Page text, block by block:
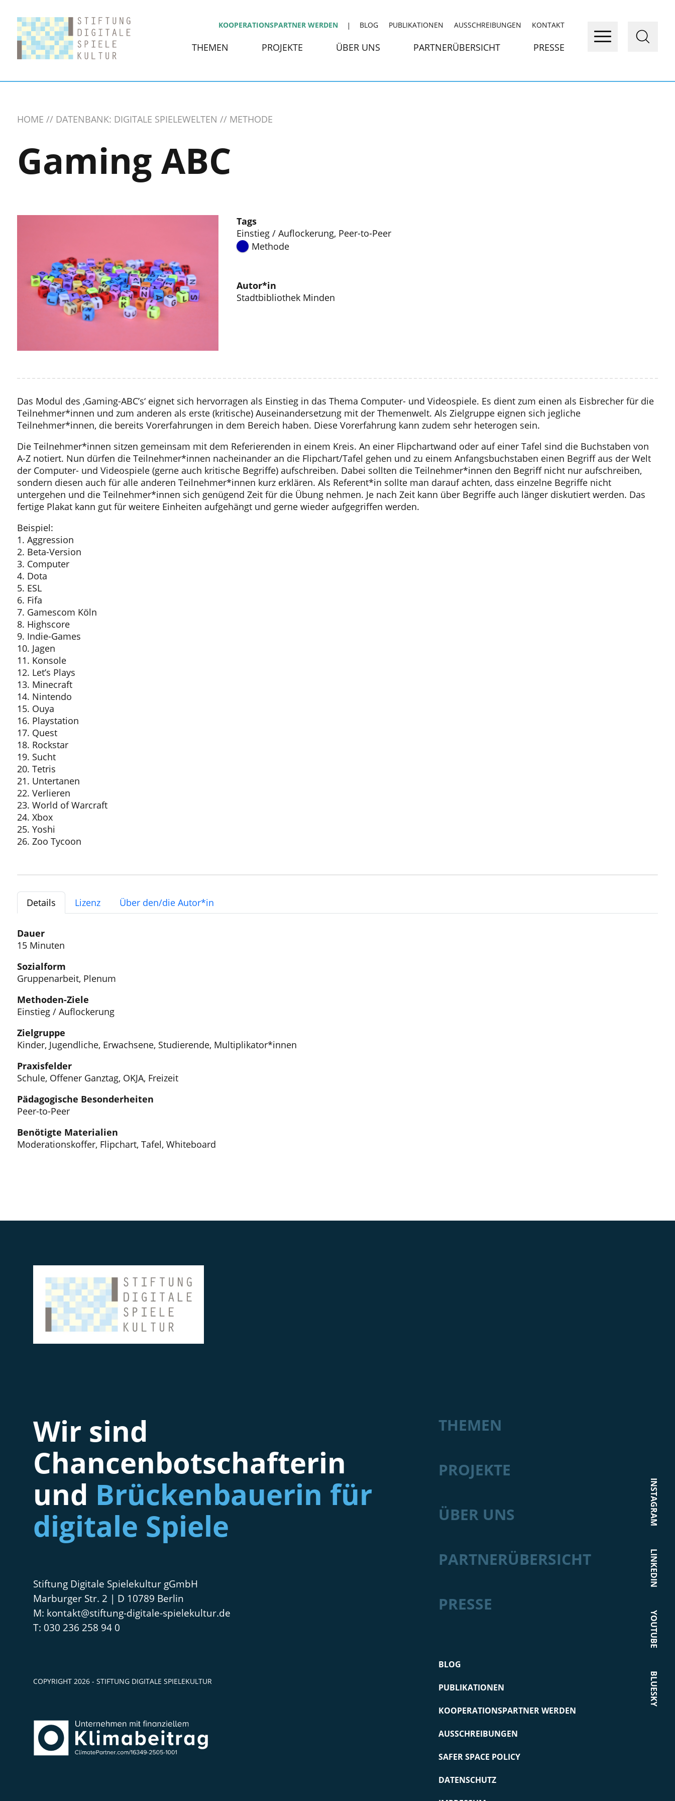
KOOPERATIONSPARTNER WERDEN BLOG PUBLIKATIONEN AUSSCHREIBUNGEN KONTAKT
THEMEN PROJEKTE ÜBER UNS PARTNERÜBERSICHT PRESSE
HOME DATENBANK: DIGITALE SPIELEWELTEN METHODE
Gaming ABC
Tags
Einstieg / Auflockerung, Peer-to-Peer
Methode
Autor*in
Stadtbibliothek Minden
Das Modul des ‚Gaming-ABC’s‘ eignet sich hervorragen als Einstieg in das Thema Computer- und Videospiele. Es dient zum einen als Eisbrecher für die
Teilnehmer*innen und zum anderen als erste (kritische) Auseinandersetzung mit der Themenwelt. Als Zielgruppe eignen sich jegliche
Teilnehmer*innen, die bereits Vorerfahrungen in dem Bereich haben. Diese Vorerfahrung kann zudem sehr heterogen sein.
Die Teilnehmer*innen sitzen gemeinsam mit dem Referierenden in einem Kreis. An einer Flipchartwand oder auf einer Tafel sind die Buchstaben von
A-Z notiert. Nun dürfen die Teilnehmer*innen nacheinander an die Flipchart/Tafel gehen und zu einem Anfangsbuchstaben einen Begriff aus der Welt
der Computer- und Videospiele (gerne auch kritische Begriffe) aufschreiben. Dabei sollten die Teilnehmer*innen den Begriff nicht nur aufschreiben,
sondern diesen auch für alle anderen Teilnehmer*innen kurz erklären. Als Referent*in sollte man darauf achten, dass einzelne Begriffe nicht
untergehen und die Teilnehmer*innen sich genügend Zeit für die Übung nehmen. Je nach Zeit kann über Begriffe auch länger diskutiert werden. Das
fertige Plakat kann gut für weitere Einheiten aufgehängt und gerne wieder aufgegriffen werden.
Beispiel:
1. Aggression
2. Beta-Version
3. Computer
4. Dota
5. ESL
6. Fifa
7. Gamescom Köln
8. Highscore
9. Indie-Games
10. Jagen
11. Konsole
12. Let’s Plays
13. Minecraft
14. Nintendo
15. Ouya
16. Playstation
17. Quest
18. Rockstar
19. Sucht
20. Tetris
21. Untertanen
22. Verlieren
23. World of Warcraft
24. Xbox
25. Yoshi
26. Zoo Tycoon
Details Lizenz Über den/die Autor*in
Dauer
15 Minuten
Sozialform
Gruppenarbeit, Plenum
Methoden-Ziele
Einstieg / Auflockerung
Zielgruppe
Kinder, Jugendliche, Erwachsene, Studierende, Multiplikator*innen
Praxisfelder
Schule, Offener Ganztag, OKJA, Freizeit
Pädagogische Besonderheiten
Peer-to-Peer
Benötigte Materialien
Moderationskoffer, Flipchart, Tafel, Whiteboard
Wir sind
Chancenbotschafterin
und Brückenbauerin für
digitale Spiele
Stiftung Digitale Spielekultur gGmbH
Marburger Str. 2 | D 10789 Berlin
kontakt@stiftung-digitale-spielekultur.de
030 236 258 94 0
COPYRIGHT 2026 - STIFTUNG DIGITALE SPIELEKULTUR
THEMEN
PROJEKTE
ÜBER UNS
PARTNERÜBERSICHT
PRESSE
BLOG
PUBLIKATIONEN
KOOPERATIONSPARTNER WERDEN
AUSSCHREIBUNGEN
SAFER SPACE POLICY
DATENSCHUTZ
INSTAGRAM
LINKEDIN
YOUTUBE
BLUESKY